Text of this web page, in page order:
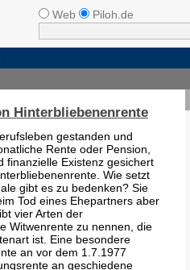
Web Piloh.de
Hinterbliebenenrente
gestanden und
Rente oder Pension,
finanzielle Existenz gesichert
Wie setzt
gibt es zu bedenken? Sie
Tod eines Ehepartners aber
vier Arten der
Witwenrente zu nennen, die
ist. Eine besondere
an vor dem 1.7.1977
an geschiedene